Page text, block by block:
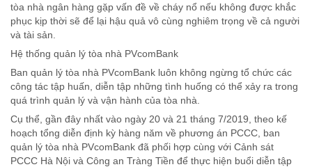
tòa nhà ngân hàng gặp vấn đề về cháy nổ nếu không được khắc
phục kịp thời sẽ để lại hậu quả vô cùng nghiêm trọng về cả người
và tài sản.
Hệ thống quản lý tòa nhà PVcomBank
Ban quản lý tòa nhà PVcomBank luôn không ngừng tổ chức các
công tác tập huấn, diễn tập những tình huống có thể xảy ra trong
quá trình quản lý và vận hành của tòa nhà.
Cụ thể, gần đây nhất vào ngày 20 và 21 tháng 7/2019, theo kế
hoạch tổng diễn định kỳ hàng năm về phương án PCCC, ban
quản lý tòa nhà PVcomBank đã phối hợp cùng với Cảnh sát
PCCC Hà Nội và Công an Tràng Tiền để thực hiện buổi diễn tập